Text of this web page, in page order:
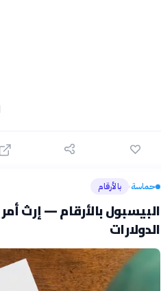
حماسة› بالأرقام
البيسبول بالأرقام — إرث
الدولارات